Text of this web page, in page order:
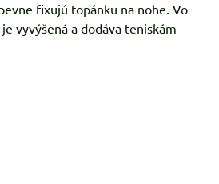
fixujú topánku na nohe. Vo
vyvýšená a dodáva teniskám